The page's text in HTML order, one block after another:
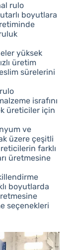
rulo
boyutlara
yüksek
üretim
sürelerini
israfını
üreticiler için
ve
üzere çeşitli
farklı
üretmesine
boyutlarda
seçenekleri